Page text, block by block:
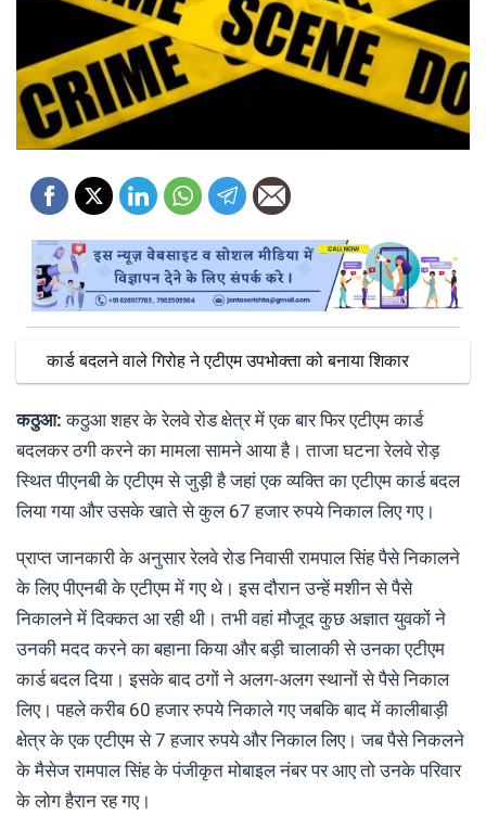
कार्ड बदलने वाले गिरोह ने एटीएम उपभोक्ता को बनाया शिकार
कठुआ: कठुआ शहर के रेलवे रोड क्षेत्र में एक बार फिर एटीएम कार्ड
बदलकर ठगी करने का मामला सामने आया है। ताजा घटना रेलवे रोड़
स्थित पीएनबी के एटीएम से जुड़ी है जहां एक व्यक्ति का एटीएम कार्ड बदल
लिया गया और उसके खाते से कुल 67 हजार रुपये निकाल लिए गए।
प्राप्त जानकारी के अनुसार रेलवे रोड निवासी रामपाल सिंह पैसे निकालने
के लिए पीएनबी के एटीएम में गए थे। इस दौरान उन्हें मशीन से पैसे
निकालने में दिक्कत आ रही थी। तभी वहां मौजूद कुछ अज्ञात युवकों ने
उनकी मदद करने का बहाना किया और बड़ी चालाकी से उनका एटीएम
कार्ड बदल दिया। इसके बाद ठगों ने अलग-अलग स्थानों से पैसे निकाल
लिए। पहले करीब 60 हजार रुपये निकाले गए जबकि बाद में कालीबाड़ी
क्षेत्र के एक एटीएम से 7 हजार रुपये और निकाल लिए। जब पैसे निकलने
के मैसेज रामपाल सिंह के पंजीकृत मोबाइल नंबर पर आए तो उनके परिवार
के लोग हैरान रह गए।